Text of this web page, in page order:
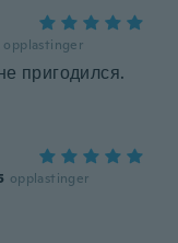
opplastinger
пригодился.
opplastinger